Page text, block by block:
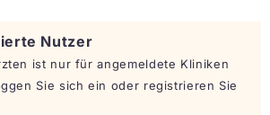
Nutzer
ist nur für angemeldete Kliniken
Sie sich ein oder registrieren Sie